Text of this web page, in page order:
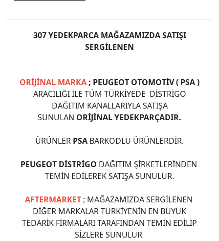
307 YEDEKPARCA MAĞAZAMIZDA SATIŞI
SERGİLENEN
ORİJİNAL MARKA ; PEUGEOT OTOMOTİV ( PSA )
ARACILIĞI İLE TÜM TÜRKİYEDE DİSTRİGO
DAĞITIM KANALLARIYLA SATIŞA
SUNULAN ORİJİNAL YEDEKPARÇADIR.
ÜRÜNLER PSA BARKODLU ÜRÜNLERDİR.
PEUGEOT DİSTRİGO DAĞITIM ŞİRKETLERİNDEN
TEMİN EDİLEREK SATIŞA SUNULUR.
AFTERMARKET ; MAĞAZAMIZDA SERGİLENEN
DİĞER MARKALAR TÜRKİYENİN EN BÜYÜK
TEDARİK FİRMALARI TARAFINDAN TEMİN EDİLİP
SİZLERE SUNULUR